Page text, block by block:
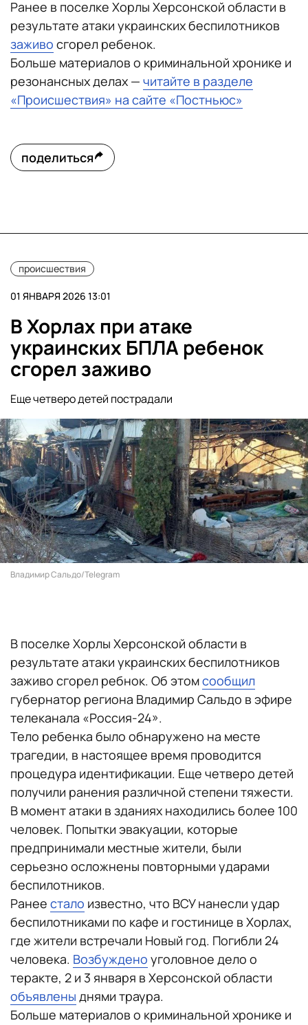
Ранее в поселке Хорлы Херсонской области в
результате атаки украинских беспилотников
заживо сгорел ребенок.
Больше материалов о криминальной хронике и
резонансных делах — читайте в разделе
«Происшествия» на сайте «Постньюс»
поделиться
происшествия
01 ЯНВАРЯ 2026 13:01
В Хорлах при атаке
украинских БПЛА ребенок
сгорел заживо
Еще четверо детей пострадали
Владимир Сальдо/Telegram
В поселке Хорлы Херсонской области в
результате атаки украинских беспилотников
заживо сгорел ребнок. Об этомсообщил
губернатор региона Владимир Сальдо в эфире
телеканала «Россия-24».
Тело ребенка было обнаружено на месте
трагедии, в настоящее время проводится
процедура идентификации. Еще четверо детей
получили ранения различной степени тяжести.
В момент атаки в зданиях находились более 100
человек. Попытки эвакуации, которые
предпринимали местные жители, были
серьезно осложнены повторными ударами
беспилотников.
Ранее стало известно, что ВСУ нанесли удар
беспилотниками по кафе и гостинице в Хорлах,
где жители встречали Новый год. Погибли 24
человека. Возбуждено уголовное дело о
теракте, 2 и 3 января в Херсонской области
объявлены днями траура.
Больше материалов о криминальной хронике и